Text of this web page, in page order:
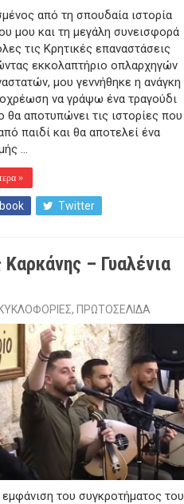
από τη σπουδαία ιστορία
μου και τη μεγάλη συνεισφορά
τις Κρητικές επαναστάσεις
εκκολαπτήριο οπλαρχηγών
μου γεννήθηκε η ανάγκη
να γράψω ένα τραγούδι
θα αποτυπώνει τις ιστορίες που
παιδί και θα αποτελεί ένα
…
»
Twitter
Καρκάνης – Γυαλένια
, ΠΡΩΤΟΣΕΛΙΔΑ
του συγκροτήματος του